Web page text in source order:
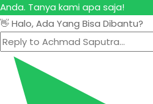
Anda. Tanya kami apa saja!
👋 Halo, Ada Yang Bisa Dibantu?